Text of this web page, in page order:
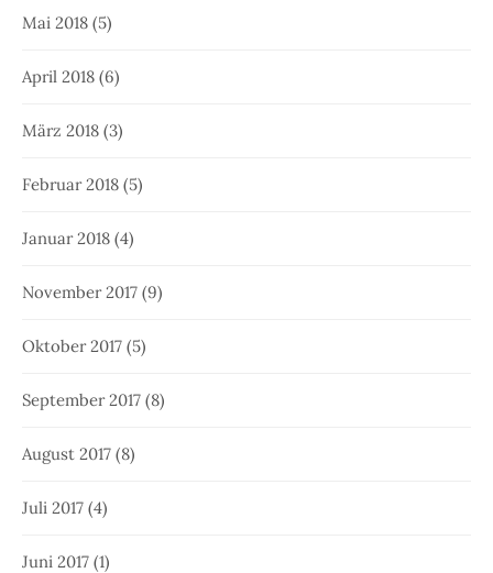
Mai 2018 (5)
April 2018 (6)
März 2018 (3)
Februar 2018 (5)
Januar 2018 (4)
November 2017 (9)
Oktober 2017 (5)
September 2017 (8)
August 2017 (8)
Juli 2017 (4)
Juni 2017 (1)